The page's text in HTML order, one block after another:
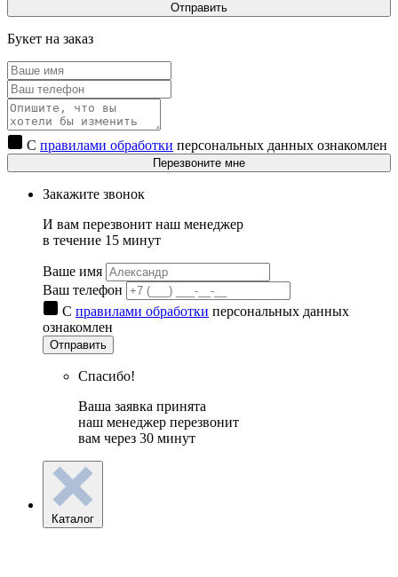
Отправить
Букет на заказ
С правилами обработки персональных данных ознакомлен
Перезвоните мне
Закажите звонок
И вам перезвонит наш менеджер
в течение 15 минут
Ваше имя
Ваш телефон
С правилами обработки персональных данных
ознакомлен
Отправить
Спасибо!
Ваша заявка принята
наш менеджер перезвонит
вам через 30 минут
Каталог